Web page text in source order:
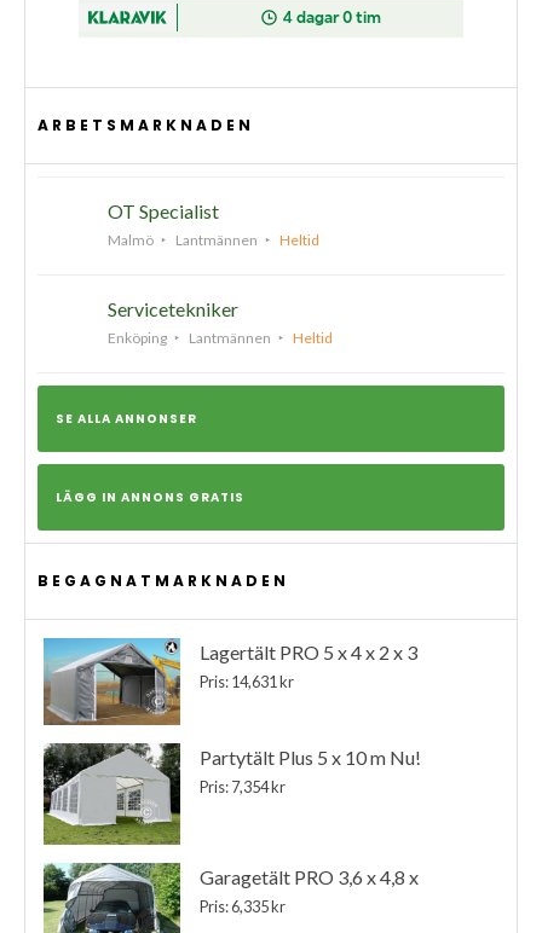
ARBETSMARKNADEN
OT Specialist
Malmö Lantmännen Heltid
Servicetekniker
Enköping Lantmännen Heltid
SE ALLA ANNONSER
LÄGG IN ANNONS GRATIS
BEGAGNATMARKNADEN
Lagertält PRO 5 x 4 x 2 x 3
Pris: 14,631 kr
Partytält Plus 5 x 10 m Nu!
Pris: 7,354 kr
Garagetält PRO 3,6 x 4,8 x
Pris: 6,335 kr